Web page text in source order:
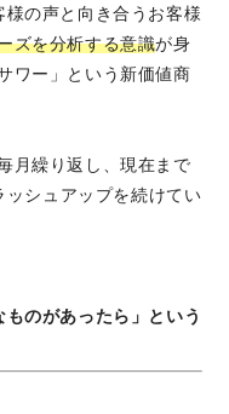
の声と向き合うお客様
ズを分析する意識が身
ワー」という新価値商
月繰り返し、現在まで
シュアップを続けてい
のがあったら」という